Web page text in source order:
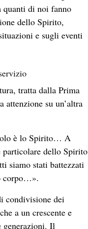
quanti di noi fanno
dello Spirito,
e sugli eventi
tratta dalla Prima
su un’altra
è lo Spirito… A
particolare dello Spirito
siamo stati battezzati
corpo…».
condivisione dei
a un crescente e
generazioni. Il